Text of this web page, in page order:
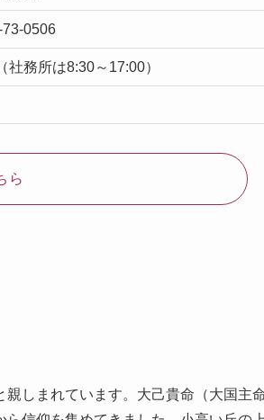
0506
社務所は8:30～17:00）
ら
しまれています。大己貴命（大国主